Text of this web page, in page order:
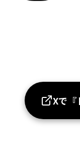
Xで『